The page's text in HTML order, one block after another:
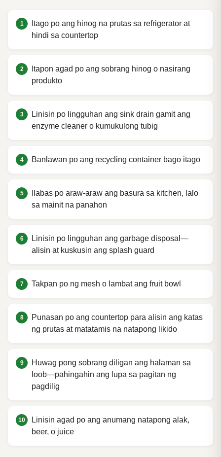
Itago po ang hinog na prutas sa refrigerator at
hindi sa countertop
Itapon agad po ang sobrang hinog o nasirang
produkto
Linisin po lingguhan ang sink drain gamit ang
enzyme cleaner o kumukulong tubig
Banlawan po ang recycling container bago itago
Ilabas po araw-araw ang basura sa kitchen, lalo
sa mainit na panahon
Linisin po lingguhan ang garbage disposal—
alisin at kuskusin ang splash guard
Takpan po ng mesh o lambat ang fruit bowl
Punasan po ang countertop para alisin ang katas
ng prutas at matatamis na natapong likido
Huwag pong sobrang diligan ang halaman sa
loob—pahingahin ang lupa sa pagitan ng
pagdilig
Linisin agad po ang anumang natapong alak,
beer, o juice